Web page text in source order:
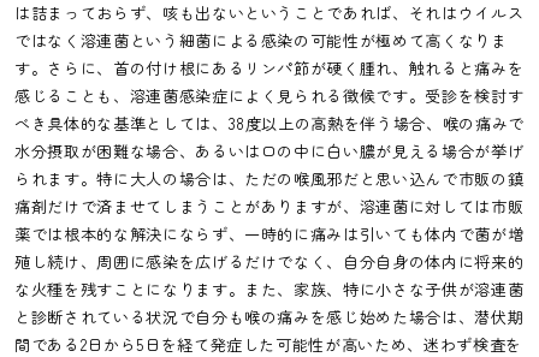
は詰まっておらず、咳も出ないということであれば、それはウイルス
ではなく溶連菌という細菌による感染の可能性が極めて高くなりま
す。さらに、首の付け根にあるリンパ節が硬く腫れ、触れると痛みを
感じることも、溶連菌感染症によく見られる徴候です。受診を検討す
べき具体的な基準としては、38度以上の高熱を伴う場合、喉の痛みで
水分摂取が困難な場合、あるいは口の中に白い膿が見える場合が挙げ
られます。特に大人の場合は、ただの喉風邪だと思い込んで市販の鎮
痛剤だけで済ませてしまうことがありますが、溶連菌に対しては市販
薬では根本的な解決にならず、一時的に痛みは引いても体内で菌が増
殖し続け、周囲に感染を広げるだけでなく、自分自身の体内に将来的
な火種を残すことになります。また、家族、特に小さな子供が溶連菌
と診断されている状況で自分も喉の痛みを感じ始めた場合は、潜伏期
間である2日から5日を経て発症した可能性が高いため、迷わず検査を